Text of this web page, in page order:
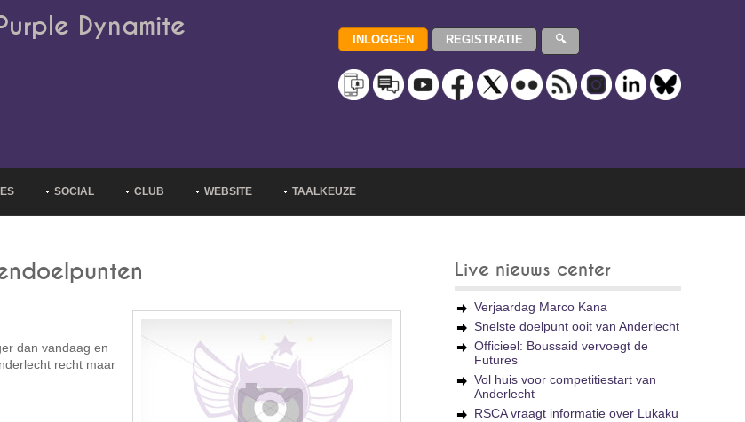
Dynamite
SOCIAL CLUB WEBSITE TAALKEUZE
dan vandaag en
recht maar
Live nieuws center
Verjaardag Marco Kana
Snelste doelpunt ooit van Anderlecht
Officieel: Boussaid vervoegt de
Futures
Vol huis voor competitiestart van
Anderlecht
RSCA vraagt informatie over Lukaku